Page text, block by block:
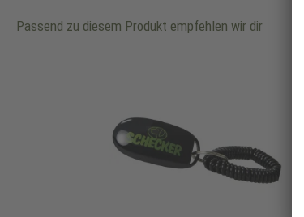
Passend zu diesem Produkt empfehlen wir dir